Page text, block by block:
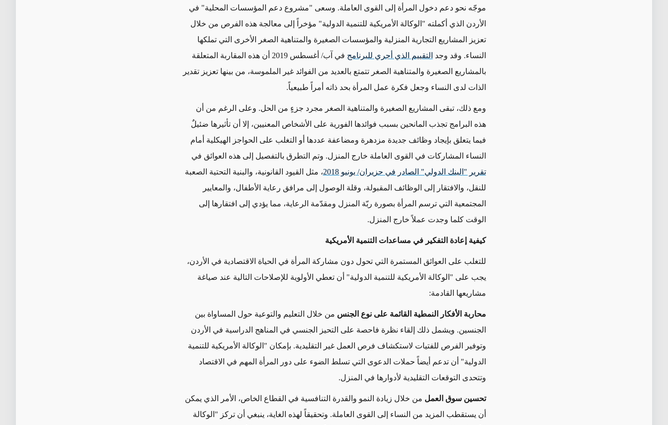
موجّه نحو دعم دخول المرأة إلى القوى العاملة. وسعى "مشروع دعم المؤسسات المحلية" في
الأردن الذي أكملته "الوكالة الأمريكية للتنمية الدولية" مؤخراً إلى معالجة هذه الفرص من خلال
تعزيز المشاريع التجارية المنزلية والمؤسسات الصغيرة والمتناهية الصغر الأخرى التي تملكها
النساء. وقد وجد التقييم الذي أجري للبرنامج
في آب/ أغسطس 2019 أن هذه المقاربة المتعلقة
بالمشاريع الصغيرة والمتناهية الصغر تتمتع بالعديد من الفوائد غير الملموسة، من بينها تعزيز تقدير
الذات لدى النساء وجعل فكرة عمل المرأة بحد ذاته أمراً طبيعياً.
ومع ذلك، تبقى المشاريع الصغيرة والمتناهية الصغر مجرد جزءٍ من الحل. وعلى الرغم من أن
هذه البرامج تجذب المانحين بسبب فوائدها الفورية على الأشخاص المعنيين، إلا أن تأثيرها ضئيلٌ
فيما يتعلق بإيجاد وظائف جديدة مزدهرة ومضاعفة عددها أو التغلب على الحواجز الهيكلية أمام
النساء المشاركات في القوى العاملة خارج المنزل. وتم التطرق بالتفصيل إلى هذه العوائق في
تقرير "البنك الدولي" الصادر في حزيران/ يونيو 2018
، مثل القيود القانونية، والبنية التحتية الصعبة
للنقل، والافتقار إلى الوظائف المقبولة، وقلة الوصول إلى مرافق رعاية الأطفال، والمعايير
المجتمعية التي ترسم المرأة بصورة ربّة المنزل ومقدّمة الرعاية، مما يؤدي إلى افتقارها إلى
الوقت كلما وجدت عملاً خارج المنزل.
كيفية إعادة التفكير في مساعدات التنمية الأمريكية
للتغلب على العوائق المستمرة التي تحول دون مشاركة المرأة في الحياة الاقتصادية في الأردن،
يجب على "الوكالة الأمريكية للتنمية الدولية" أن تعطي الأولوية للإصلاحات التالية عند صياغة
مشاريعها القادمة:
محاربة الأفكار النمطية القائمة على نوع الجنس من خلال التعليم والتوعية حول المساواة بين
الجنسين. ويشمل ذلك إلقاء نظرة فاحصة على التحيز الجنسي في المناهج الدراسية في الأردن
وتوفير الفرص للفتيات لاستكشاف فرص العمل غير التقليدية. بإمكان "الوكالة الأمريكية للتنمية
الدولية" أن تدعم أيضاً حملات الدعوى التي تسلط الضوء على دور المرأة المهم في الاقتصاد
وتتحدى التوقعات التقليدية لأدوارها في المنزل.
تحسين سوق العمل من خلال زيادة النمو والقدرة التنافسية في القطاع الخاص، الأمر الذي يمكن
أن يستقطب المزيد من النساء إلى القوى العاملة. وتحقيقاً لهذه الغاية، ينبغي أن تركز "الوكالة